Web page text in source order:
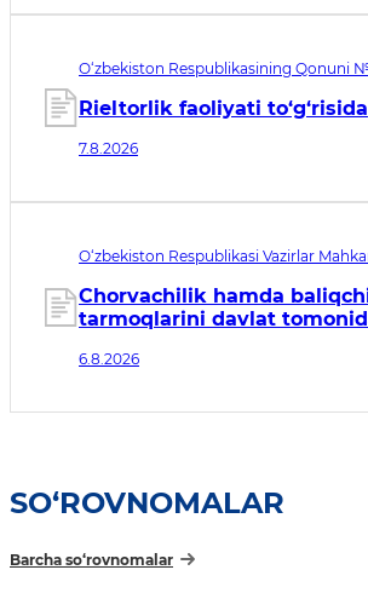
O‘zbekiston Respublikasining Qonuni
Rieltorlik faoliyati to‘g‘risida
7.8.2026
O‘zbekiston Respublikasi Vazirlar
sanasi 07.08.2026
Chorvachilik hamda
tarmoqlarini davlat
tadbirlari to‘g‘risida
6.8.2026
SO‘ROVNOMALAR
Barcha so‘rovnomalar